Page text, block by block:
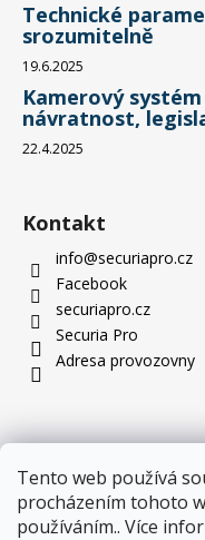
Tento web používá
procházením tohoto
používáním.. Více
Technické
srozumitelně
19.6.2025
Kamerový
návratnost,
22.4.2025
Kontakt
info@securiapro.cz
Facebook
securiapro.cz
Securia Pro
Adresa provozovny